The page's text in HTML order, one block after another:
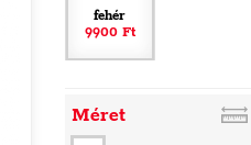
fehér
9900 Ft
Méret